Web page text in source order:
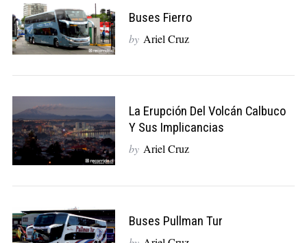
Buses Fierro
by Ariel Cruz
La Erupción Del Volcán Calbuco
Y Sus Implicancias
by Ariel Cruz
Buses Pullman Tur